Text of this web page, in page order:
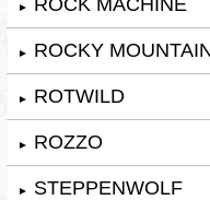
►
► ROCKY
► ROTWILD
► ROZZO
► STEPPENWOLF